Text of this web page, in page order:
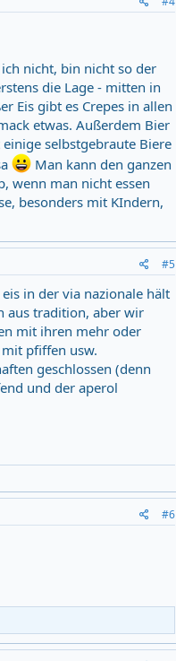
nicht, bin nicht so der
die Lage - mitten in
Eis gibt es Crepes in allen
etwas. Außerdem Bier
selbstgebraute Biere
Man kann den ganzen
wenn man nicht essen
besonders mit KIndern,
#5
in der via nazionale hält
aus tradition, aber wir
mit ihren mehr oder
pfiffen usw.
geschlossen (denn
und der aperol
#6